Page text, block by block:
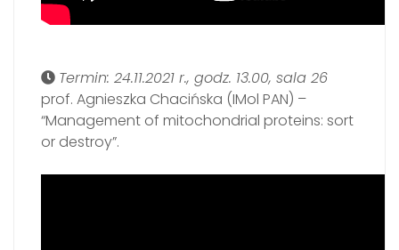
Termin: 24.11.2021 r., godz. 13.00, sala 26
prof. Agnieszka Chacińska (IMol PAN) –
“Management of mitochondrial proteins: sort
or destroy”.